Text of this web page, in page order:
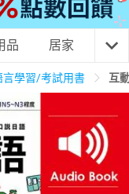
健 民生用品
閒 親子玩具
品 居家 3C
言學習/考試用書 互